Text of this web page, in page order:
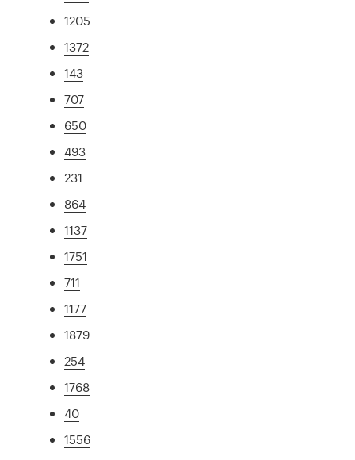
1205
1372
143
707
650
493
231
864
1137
1751
711
1177
1879
254
1768
40
1556